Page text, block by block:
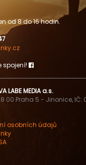
od 8 do 16 hodin.
spojení!
LABE MEDIA a.s.
00 Praha 5 - Jinonice, IČ:
osobních údajů